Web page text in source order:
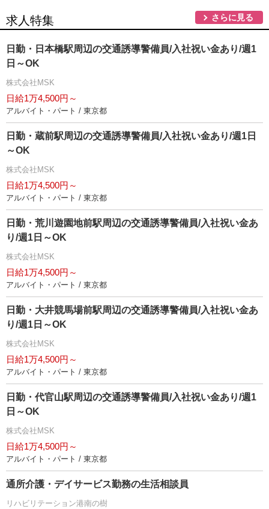
求人特集 さらに見る
日勤・日本橋駅周辺の交通誘導警備員/入社祝い金あり/週1
日～OK
株式会社MSK
日給1万4,500円～
アルバイト・パート / 東京都
日勤・蔵前駅周辺の交通誘導警備員/入社祝い金あり/週1日
～OK
株式会社MSK
日給1万4,500円～
アルバイト・パート / 東京都
日勤・荒川遊園地前駅周辺の交通誘導警備員/入社祝い金あ
り/週1日～OK
株式会社MSK
日給1万4,500円～
アルバイト・パート / 東京都
日勤・大井競馬場前駅周辺の交通誘導警備員/入社祝い金あ
り/週1日～OK
株式会社MSK
日給1万4,500円～
アルバイト・パート / 東京都
日勤・代官山駅周辺の交通誘導警備員/入社祝い金あり/週1
日～OK
株式会社MSK
日給1万4,500円～
アルバイト・パート / 東京都
通所介護・デイサービス勤務の生活相談員
リハビリテーション港南の樹